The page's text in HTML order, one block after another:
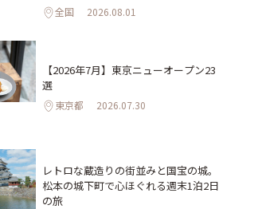
全国 2026.08.01
【2026年7月】東京ニューオープン23
選
東京都 2026.07.30
レトロな蔵造りの街並みと国宝の城。
松本の城下町で心ほぐれる週末1泊2日
の旅